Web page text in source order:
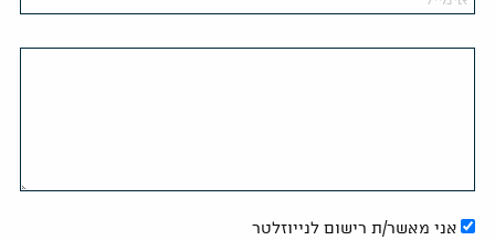
אני מאשר/ת רישום לנייוזלטר